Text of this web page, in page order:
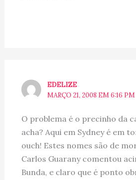
EDELIZE
MARÇO 21, 2008 EM 6:16 PM
O problema é o precinho da
acha? Aqui em Sydney é em
ouch! Estes nomes são de
Carlos Guarany comentou
Bunda, e claro que é ponto